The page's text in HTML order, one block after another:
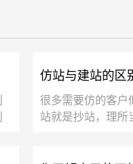
仿站与建站的区
很多需要仿的客户
站就是抄站，理所